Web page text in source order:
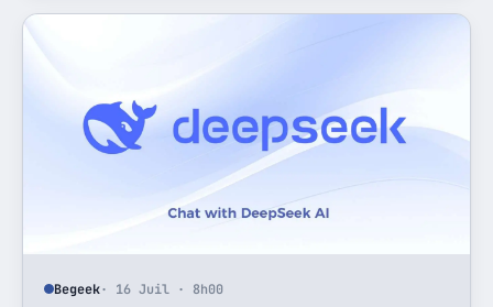
Begeek· 16 Juil · 8h00